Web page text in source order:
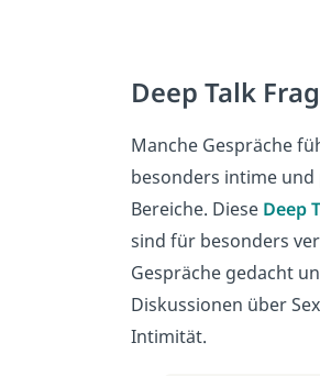
Deep Talk
Manche Gespräche
besonders intime
Bereiche. Diese Deep
sind für besonders
Gespräche gedacht
Diskussionen über
Intimität.